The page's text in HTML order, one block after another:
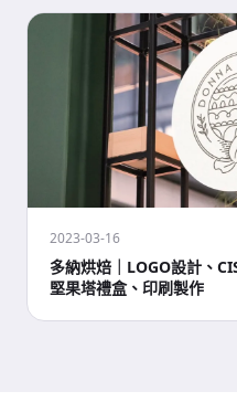
2023-03-16
多納烘焙｜LOGO設計、
堅果塔禮盒、印刷製作